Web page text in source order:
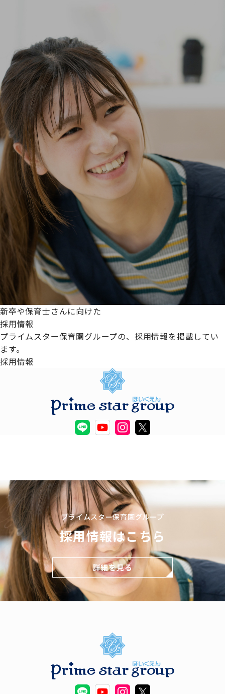
新卒や保育士さんに向けた
採用情報
プライムスター保育園グループの、採用情報を掲載してい
ます。
採用情報
プライムスター保育園グループ
採用情報はこちら
詳細を見る